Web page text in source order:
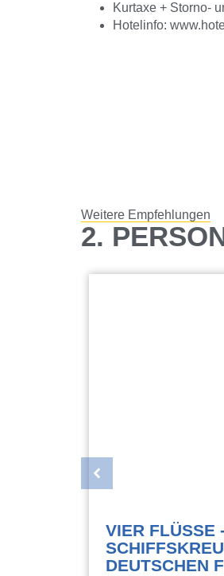
Kurtaxe + Storno-
Hotelinfo:
Weitere Empfehlungen
2.
VIER FLÜSSE
DEUTSCHEN